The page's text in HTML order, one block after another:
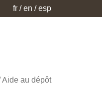
fr en esp
Aide au dépôt